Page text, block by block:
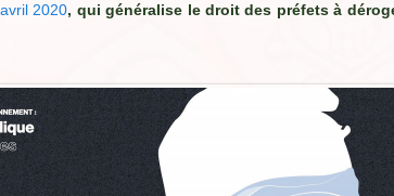
2020, qui généralise le droit des préfets à